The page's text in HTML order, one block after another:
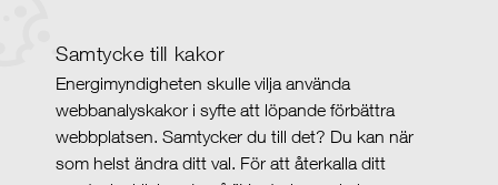
Samtycke till kakor
Energimyndigheten skulle vilja använda
webbanalyskakor i syfte att löpande förbättra
webbplatsen. Samtycker du till det? Du kan när
som helst ändra ditt val. För att återkalla ditt